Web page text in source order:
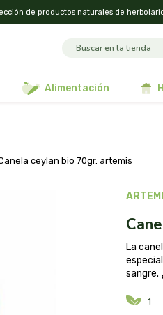
de productos naturales de
alimentación
canela ceylan bio 70gr. artemis
La
sangre.
1